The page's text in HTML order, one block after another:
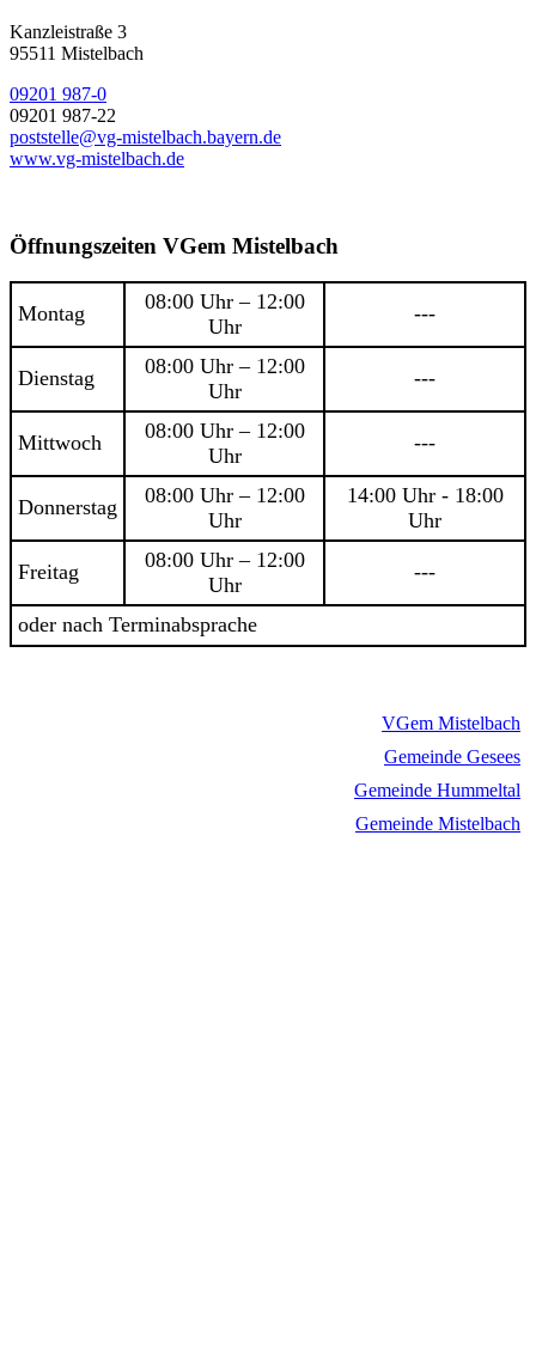
Kanzleistraße 3
95511 Mistelbach
09201 987-0
09201 987-22
poststelle@vg-mistelbach.bayern.de
www.vg-mistelbach.de
Öffnungszeiten VGem Mistelbach
Montag
08:00 Uhr – 12:00
Uhr
---
Dienstag
08:00 Uhr – 12:00
Uhr
---
Mittwoch
08:00 Uhr – 12:00
Uhr
---
Donnerstag
08:00 Uhr – 12:00
Uhr
14:00 Uhr - 18:00
Uhr
Freitag
08:00 Uhr – 12:00
Uhr
---
oder nach Terminabsprache
VGem Mistelbach
Gemeinde Gesees
Gemeinde Hummeltal
Gemeinde Mistelbach